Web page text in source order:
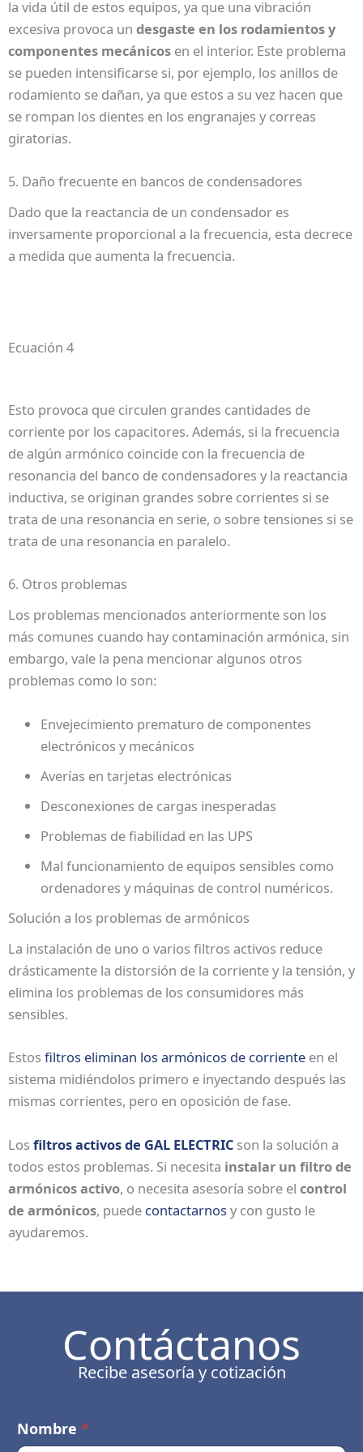
la vida útil de estos equipos, ya que una vibración
excesiva provoca un desgaste en los rodamientos y
componentes mecánicos en el interior. Este problema
se pueden intensificarse si, por ejemplo, los anillos de
rodamiento se dañan, ya que estos a su vez hacen que
se rompan los dientes en los engranajes y correas
giratorias.
5. Daño frecuente en bancos de condensadores
Dado que la reactancia de un condensador es
inversamente proporcional a la frecuencia, esta decrece
a medida que aumenta la frecuencia.
Ecuación 4
Esto provoca que circulen grandes cantidades de
corriente por los capacitores. Además, si la frecuencia
de algún armónico coincide con la frecuencia de
resonancia del banco de condensadores y la reactancia
inductiva, se originan grandes sobre corrientes si se
trata de una resonancia en serie, o sobre tensiones si se
trata de una resonancia en paralelo.
6. Otros problemas
Los problemas mencionados anteriormente son los
más comunes cuando hay contaminación armónica, sin
embargo, vale la pena mencionar algunos otros
problemas como lo son:
Envejecimiento prematuro de componentes
electrónicos y mecánicos
Averías en tarjetas electrónicas
Desconexiones de cargas inesperadas
Problemas de fiabilidad en las UPS
Mal funcionamiento de equipos sensibles como
ordenadores y máquinas de control numéricos.
Solución a los problemas de armónicos
La instalación de uno o varios filtros activos reduce
drásticamente la distorsión de la corriente y la tensión, y
elimina los problemas de los consumidores más
sensibles.
Estos filtros eliminan los armónicos de corriente en el
sistema midiéndolos primero e inyectando después las
mismas corrientes, pero en oposición de fase.
Los filtros activos de GAL ELECTRIC son la solución a
todos estos problemas. Si necesita instalar un filtro de
armónicos activo, o necesita asesoría sobre el control
de armónicos, puede contactarnos y con gusto le
ayudaremos.
Contáctanos
Recibe asesoría y cotización
Nombre *